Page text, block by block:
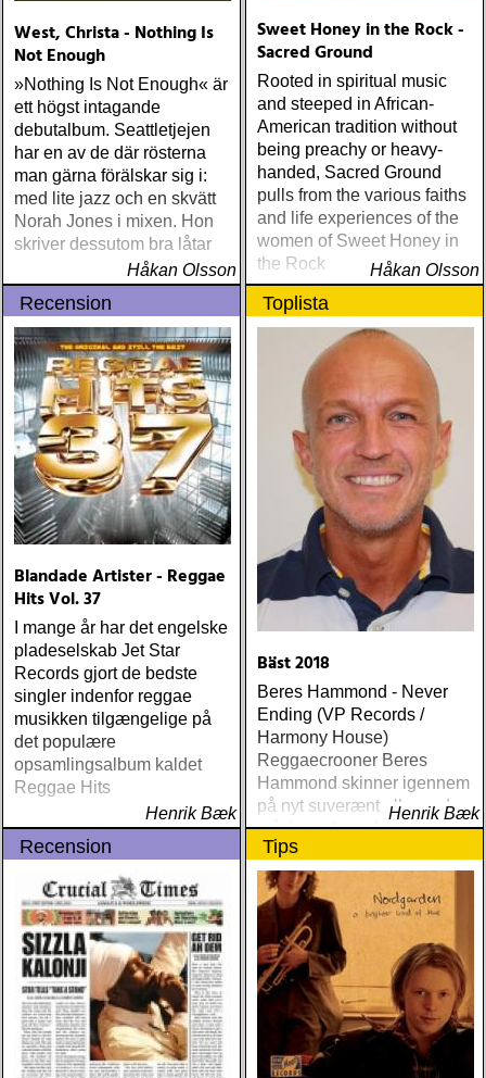
West, Christa - Nothing Is
Not Enough
»Nothing Is Not Enough« är
ett högst intagande
debutalbum. Seattletjejen
har en av de där rösterna
man gärna förälskar sig i:
med lite jazz och en skvätt
Norah Jones i mixen. Hon
skriver dessutom bra låtar
Håkan Olsson
Sweet Honey in the Rock -
Sacred Ground
Rooted in spiritual music
and steeped in African-
American tradition without
being preachy or heavy-
handed, Sacred Ground
pulls from the various faiths
and life experiences of the
women of Sweet Honey in
the Rock
Håkan Olsson
Recension
Blandade Artister - Reggae
Hits Vol. 37
I mange år har det engelske
pladeselskab Jet Star
Records gjort de bedste
singler indenfor reggae
musikken tilgængelige på
det populære
opsamlingsalbum kaldet
Reggae Hits
Henrik Bæk
Toplista
Bäst 2018
Beres Hammond - Never
Ending (VP Records /
Harmony House)
Reggaecrooner Beres
Hammond skinner igennem
på nyt suverænt album, der
måske er hans bedste
gennem tiderne
Henrik Bæk
Recension Tips